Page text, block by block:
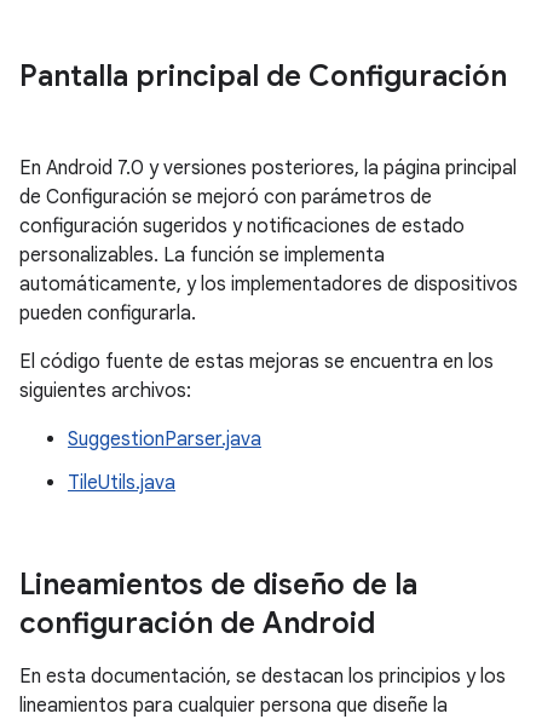
Pantalla principal de Configuración
En Android 7.0 y versiones posteriores, la página principal
de Configuración se mejoró con parámetros de
configuración sugeridos y notificaciones de estado
personalizables. La función se implementa
automáticamente, y los implementadores de dispositivos
pueden configurarla.
El código fuente de estas mejoras se encuentra en los
siguientes archivos:
SuggestionParser.java
TileUtils.java
Lineamientos de diseño de la
configuración de Android
En esta documentación, se destacan los principios y los
lineamientos para cualquier persona que diseñe la